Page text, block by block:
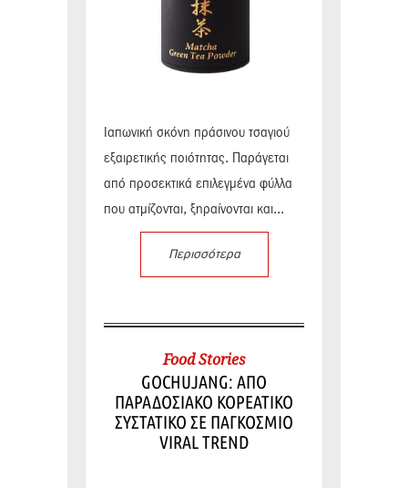
Ιαπωνική σκόνη πράσινου τσαγιού
εξαιρετικής ποιότητας. Παράγεται
από προσεκτικά επιλεγμένα φύλλα
που ατμίζονται, ξηραίνονται και...
Περισσότερα
Food Stories
GOCHUJANG: ΑΠΟ
ΠΑΡΑΔΟΣΙΑΚΟ ΚΟΡΕΑΤΙΚΟ
ΣΥΣΤΑΤΙΚΟ ΣΕ ΠΑΓΚΟΣΜΙΟ
VIRAL TREND